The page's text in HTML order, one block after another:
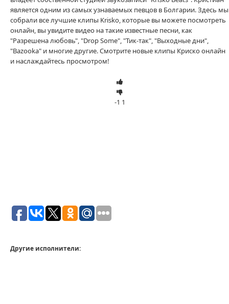
является одним из самых узнаваемых певцов в Болгарии. Здесь мы
собрали все лучшие клипы Krisko, которые вы можете посмотреть
онлайн, вы увидите видео на такие известные песни, как
"Разрешена любовь", "Drop Some", "Тик-так", "Выходные дни",
"Bazooka" и многие другие. Смотрите новые клипы Криско онлайн
и наслаждайтесь просмотром!
-1 1
Другие исполнители: